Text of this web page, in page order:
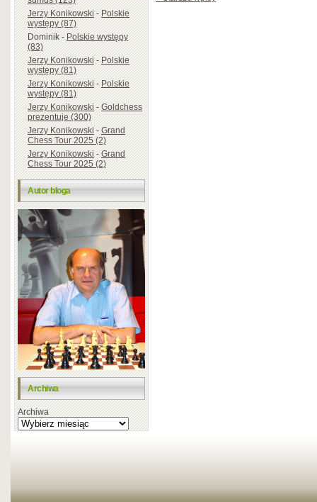
Jerzy Konikowski-Polskie
występy (87)
Dominik-Polskie występy
(83)
Jerzy Konikowski-Polskie
występy (81)
Jerzy Konikowski-Polskie
występy (81)
Jerzy Konikowski-Goldchess
prezentuje (300)
Jerzy Konikowski-Grand
Chess Tour 2025 (2)
Jerzy Konikowski-Grand
Chess Tour 2025 (2)
Autor bloga
Archiwa
Archiwa